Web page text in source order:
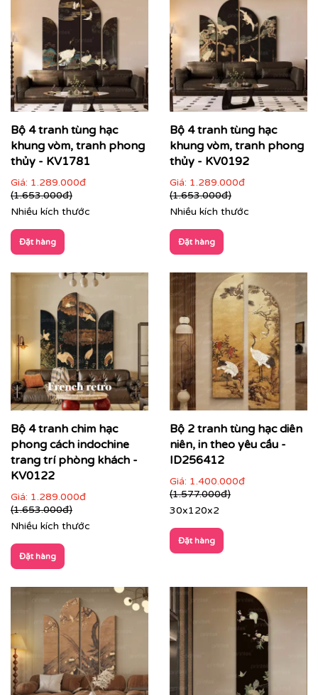
Ảnh thật mẫu tranh tùng hạc diên niên
Bộ 4 tranh tùng hạc
khung vòm, tranh phong
thủy - KV1781
Giá: 1.289.000đ
(1.653.000đ)
Nhiều kích thước
Đặt hàng
Bộ 4 tranh tùng hạc
khung vòm, tranh phong
thủy - KV0192
Giá: 1.289.000đ
(1.653.000đ)
Nhiều kích thước
Đặt hàng
Bộ 4 tranh chim hạc
phong cách indochine
trang trí phòng khách -
KV0122
Giá: 1.289.000đ
(1.653.000đ)
Nhiều kích thước
Đặt hàng
Bộ 2 tranh tùng hạc diên
niên, in theo yêu cầu -
ID256412
Giá: 1.400.000đ
(1.577.000đ)
30x120x2
Đặt hàng